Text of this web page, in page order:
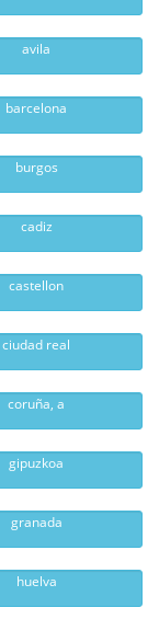
avila
barcelona
burgos
cadiz
castellon
ciudad real
coruña, a
gipuzkoa
granada
huelva